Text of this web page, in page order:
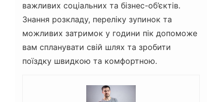
важливих соціальних та бізнес-об’єктів.
Знання розкладу, переліку зупинок та
можливих затримок у години пік допоможе
вам спланувати свій шлях та зробити
поїздку швидкою та комфортною.